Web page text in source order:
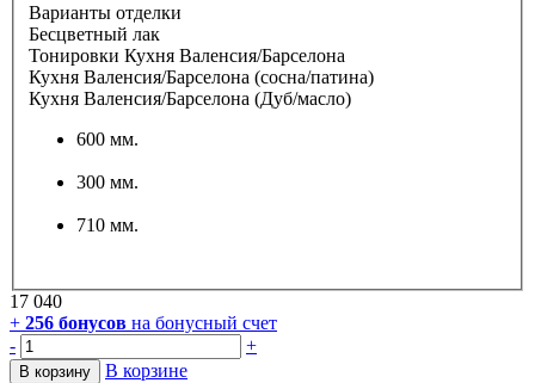
Варианты отделки
Бесцветный лак
Тонировки Кухня Валенсия/Барселона
Кухня Валенсия/Барселона (сосна/патина)
Кухня Валенсия/Барселона (Дуб/масло)
600 мм.
300 мм.
710 мм.
17 040
+ 256 бонусов на бонусный счет
-
+
В корзину
В корзине